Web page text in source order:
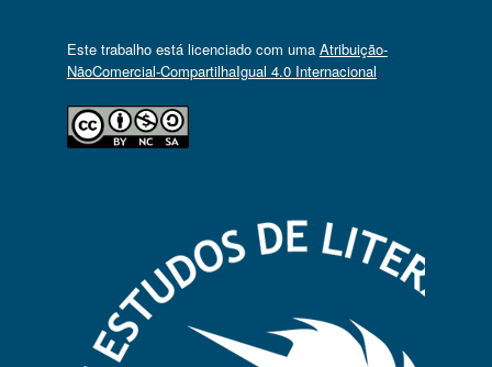
Este trabalho está licenciado com uma Atribuição-
NãoComercial-CompartilhaIgual 4.0 Internacional